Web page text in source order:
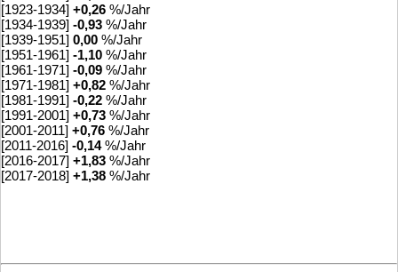
[1923-1934] +0,26 %/Jahr
[1934-1939] -0,93 %/Jahr
[1939-1951] 0,00 %/Jahr
[1951-1961] -1,10 %/Jahr
[1961-1971] -0,09 %/Jahr
[1971-1981] +0,82 %/Jahr
[1981-1991] -0,22 %/Jahr
[1991-2001] +0,73 %/Jahr
[2001-2011] +0,76 %/Jahr
[2011-2016] -0,14%/Jahr
[2016-2017] +1,83 %/Jahr
[2017-2018] +1,38 %/Jahr